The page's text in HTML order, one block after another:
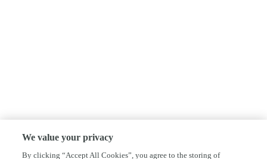
We value your privacy
By clicking “Accept All Cookies”, you agree to the storing of